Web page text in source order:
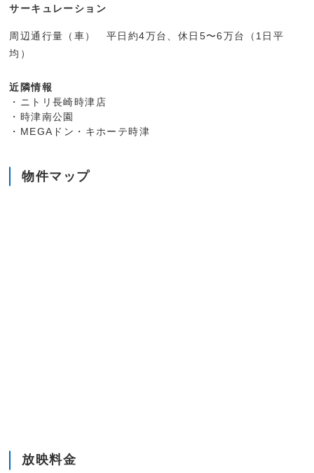
サーキュレーション
周辺通行量（車） 平日約4万台、休日5〜6万台（1日平
均）
近隣情報
・ニトリ長崎時津店
・時津南公園
・MEGAドン・キホーテ時津
物件マップ
放映料金